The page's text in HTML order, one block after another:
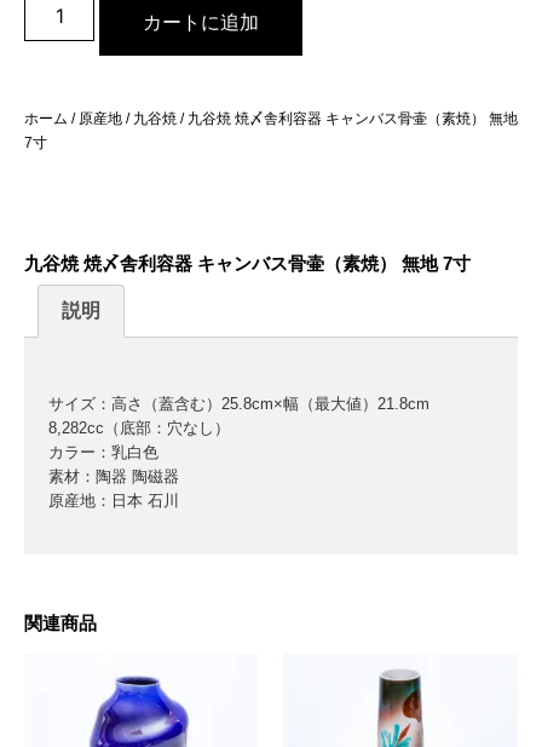
カートに追加
ホーム / 原産地 / 九谷焼 / 九谷焼 焼〆舎利容器 キャンバス骨壷（素焼） 無地
7寸
九谷焼 焼〆舎利容器 キャンバス骨壷（素焼） 無地 7寸
説明
サイズ：高さ（蓋含む）25.8cm×幅（最大値）21.8cm
8,282cc（底部：穴なし）
カラー：乳白色
素材：陶器 陶磁器
原産地：日本 石川
関連商品